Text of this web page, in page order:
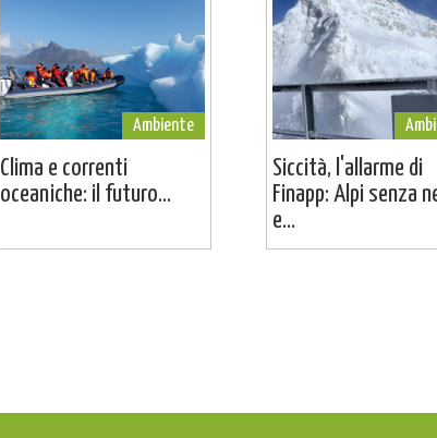
Ambiente
Clima e correnti
oceaniche: il futuro...
Siccità, l'allarme di
Finapp: Alpi senza
e...